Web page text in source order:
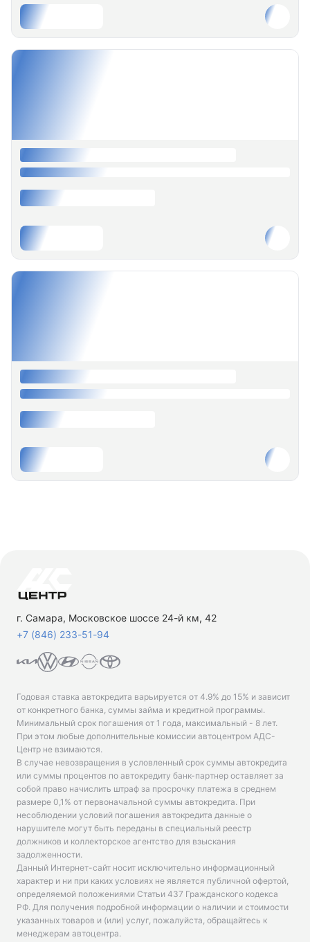
г. Самара, Московское шоссе 24-й км, 42
+7 (846) 233-51-94
Годовая ставка автокредита варьируется от 4.9% до 15% и зависит
от конкретного банка, суммы займа и кредитной программы.
Минимальный срок погашения от 1 года, максимальный - 8 лет.
При этом любые дополнительные комиссии автоцентром АДС-
Центр не взимаются.
В случае невозвращения в условленный срок суммы автокредита
или суммы процентов по автокредиту банк-партнер оставляет за
собой право начислить штраф за просрочку платежа в среднем
размере 0,1% от первоначальной суммы автокредита. При
несоблюдении условий погашения автокредита данные о
нарушителе могут быть переданы в специальный реестр
должников и коллекторское агентство для взыскания
задолженности.
Данный Интернет-сайт носит исключительно информационный
характер и ни при каких условиях не является публичной офертой,
определяемой положениями Статьи 437 Гражданского кодекса
РФ. Для получения подробной информации о наличии и стоимости
указанных товаров и (или) услуг, пожалуйста, обращайтесь к
менеджерам автоцентра.